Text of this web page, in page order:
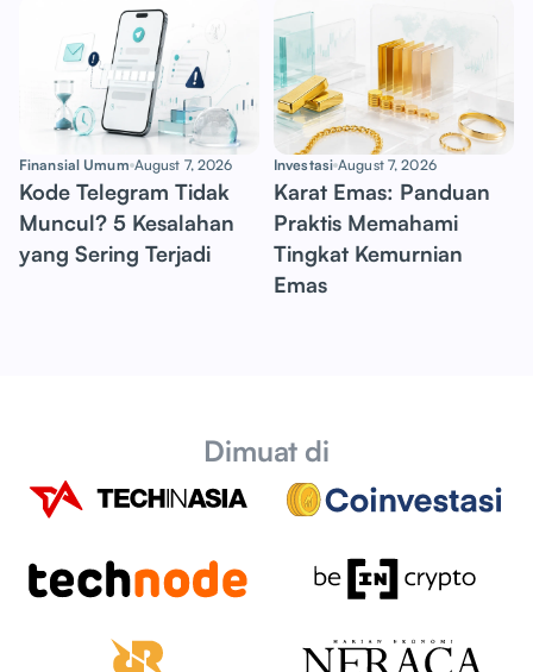
Finansial Umum August 7, 2026
Kode Telegram Tidak
Muncul? 5 Kesalahan
yang Sering Terjadi
Investasi August 7, 2026
Karat Emas: Panduan
Praktis Memahami
Tingkat Kemurnian
Emas
Dimuat di